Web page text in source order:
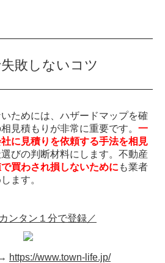
敗しないコツ
ためには、ハザードマップを確
見積もりが非常に重要です。 一
に見積りを依頼する手法を相見
びの判断材料にします。不動産
買わされ損しないために も業者
ます。
ンタン１分で登録／
https://www.town-life.jp/